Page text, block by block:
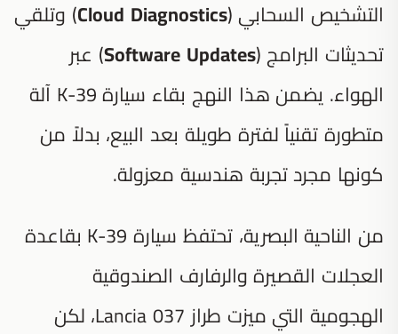
التشخيص السحابي (Cloud Diagnostics) وتلقي
تحديثات البرامج (Software Updates) عبر
الهواء. يضمن هذا النهج بقاء سيارة K-39 آلة
متطورة تقنياً لفترة طويلة بعد البيع، بدلاً من
كونها مجرد تجربة هندسية معزولة.
من الناحية البصرية، تحتفظ سيارة K-39 بقاعدة
العجلات القصيرة والرفارف الصندوقية
الهجومية التي ميزت طراز Lancia 037، لكن